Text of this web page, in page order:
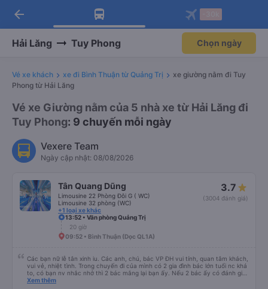
Tải app Vexere ngay!
Nhận ưu đãi thành viên độc
Mở app
Tải app Vexere
-30k/ghế khi đặt vé máy bay qua
Mở app
arrow_back
Hải Lăng Tuy Phong Chọn ngày
Vé xe khách xe đi Bình Thuận từ Quảng Trị
xe giường nằm đi Tuy
Phong từ Hải Lăng
Vé xe Giường nằm của 5 nhà xe từ Hải Lăng đi
Tuy Phong: 9 chuyến mỗi ngày
Vexere Team
Ngày cập nhật: 08/08/2026
Tân Quang Dũng
Limousine 22 Phòng Đôi G ( WC)
Limousine 32 phòng (WC)
+1 loại xe khác
3.7
(3004 đánh giá)
13:52 • Văn phòng Quảng Trị
20 giờ
09:52 • Bình Thuận (Dọc QL1A)
Các bạn nữ lễ tân xinh iu. Các anh, chú, bác VP ĐH vui tính, quan tâm khách,
vui vẻ, nhiệt tình. Trong chuyến đi của mình có 2 gia đình bác lớn tuổi nc khá
to, có bạn nv nhắc nhở thì 2 bác mắng lại bạn ấy. Nếu 2 bác ấy có đánh giá
xấu thì mình ngược lại nha. Bạn ấy nhắc nhở rất đúng. 2 bác nói rất to. To
Xem thêm